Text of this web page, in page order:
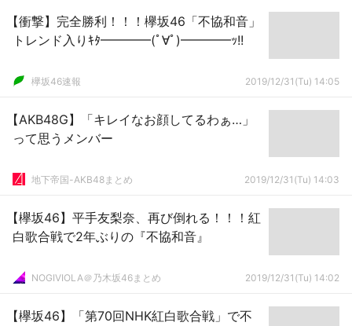
【衝撃】完全勝利！！！欅坂46「不協和音」
トレンド入りｷﾀ━━━━(ﾟ∀ﾟ)━━━━ｯ!!
欅坂46速報 2019/12/31(Tu) 14:05
【AKB48G】「キレイなお顔してるわぁ…」
って思うメンバー
地下帝国-AKB48まとめ 2019/12/31(Tu) 14:03
【欅坂46】平手友梨奈、再び倒れる！！！紅
白歌合戦で2年ぶりの『不協和音』
NOGIVIOLA＠乃木坂46まとめ 2019/12/31(Tu) 14:02
【欅坂46】「第70回NHK紅白歌合戦」で不